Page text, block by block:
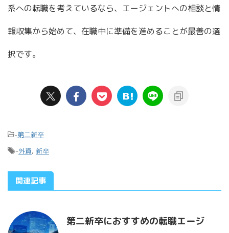
系への転職を考えているなら、エージェントへの相談と情
報収集から始めて、在職中に準備を進めることが最善の選
択です。
-第二新卒
-外資, 新卒
関連記事
第二新卒におすすめの転職エージ